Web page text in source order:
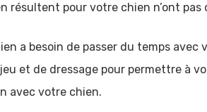
résultent pour votre chien n’ont pas
a besoin de passer du temps
et de dressage pour permettre à
avec votre chien.